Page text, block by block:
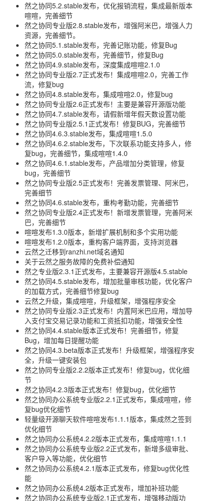
然之协同5.2.stable发布，优化报销流程，集成最新版本
喧喧，完善细节
然之协同专业版2.8.stable发布，增强阿米巴，增强人力
资源，完善细节。
然之协同5.1.stable发布，完善记账功能，修复Bug
然之协同5.0.stable发布，完善细节，修复Bug
然之协同4.9.stable发布，深度集成喧喧2.1.0
然之协同专业版2.7正式发布！集成喧喧2.0，完善工作
流，修复bug
然之协同4.8.stable发布，集成喧喧2.0，修复bug
然之协同专业版2.6正式发布！主要是兼容开源版功能
然之协同4.7.stable发布，请假新增年假天数设置功能
然之协同专业版2.5.1正式发布！修复BUG，完善细节
然之协同4.6.3.stable发布，集成喧喧1.5.0
然之协同4.6.2.stable发布，下次联系功能支持多人，修
复bug，完善细节，集成喧喧1.4.0
然之协同4.6.1.stable发布，产品增加分类管理，修复
bug，完善细节
然之协同专业版2.5正式发布！完善发票管理、阿米巴，
完善细节
然之协同4.6.stable发布，重构考勤功能，完善细节
然之协同专业版2.4正式发布！新增发票管理，完善阿米
巴，完善细节
喧喧发布1.3.0版本，新增扩展机制和多个实用功能
喧喧发布1.2.0版本，重构客户端界面，支持浏览器
云然之迁移到ranzhi.net域名通知
关于云然之服务故障的免费补偿通知
然之专业版2.3.1正式发布，主要兼容开源版4.5.stable
然之协同4.5.stable发布，增加批量审核功能，优化客户
的加载方式，完善细节修复bug
云然之升级，集成喧喧，升级框架，增强程序安全
然之协同专业版2.3正式发布！内置阿米巴应用，增加导
入支付宝交易记录功能和工资抵扣功能，增强安全性
然之协同4.4.stable版本正式发布！完善细节，修复
Bug，增加每日提醒功能
然之协同4.3.beta版本正式发布！升级框架，增强程序安
全，升级一键安装包
然之协同专业版2.2.2版本正式发布！修复bug，优化细
节
然之协同4.2.3版本正式发布！修复bug，优化细节
然之协同办公系统专业版2.2.1正式发布，集成喧喧，修
复bug优化细节
轻量级开源聊天软件喧喧发布1.1.1版本，集成然之签到
优化细节
然之协同办公系统4.2.2版本正式发布，集成喧喧1.1.1
然之协同办公系统专业版2.2正式发布，新增多级审批、
客户导入等功能，优化细节
然之协同办公系统4.2.1版本正式发布，修复bug优化性
能
然之协同办公系统4.2版本正式发布，增加补班功能
然之协同办公系统专业版2.1正式发布，增强移动版功